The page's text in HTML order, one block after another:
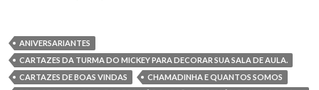
ANIVERSARIANTES
CARTAZES DA TURMA DO MICKEY PARA DECORAR SUA SALA DE AULA.
CARTAZES DE BOAS VINDAS
CHAMADINHA E QUANTOS SOMOS